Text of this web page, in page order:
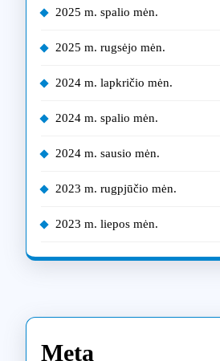
2025 m. spalio mėn.
2025 m. rugsėjo mėn.
2024 m. lapkričio mėn.
2024 m. spalio mėn.
2024 m. sausio mėn.
2023 m. rugpjūčio mėn.
2023 m. liepos mėn.
Meta